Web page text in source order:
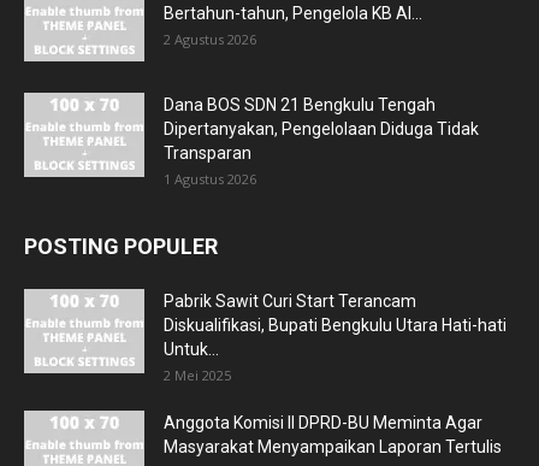
Bertahun-tahun, Pengelola KB Al...
2 Agustus 2026
Dana BOS SDN 21 Bengkulu Tengah
Dipertanyakan, Pengelolaan Diduga Tidak
Transparan
1 Agustus 2026
POSTING POPULER
Pabrik Sawit Curi Start Terancam
Diskualifikasi, Bupati Bengkulu Utara Hati-hati
Untuk...
2 Mei 2025
Anggota Komisi II DPRD-BU Meminta Agar
Masyarakat Menyampaikan Laporan Tertulis